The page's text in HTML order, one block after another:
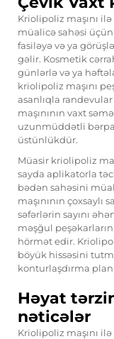
Kriolipoliz maşını
müalicə sahəsi
fasiləyə və ya
gəlir. Kosmetik
günlərlə və ya
kriolipoliz maşını
asanlıqla
maşınının vaxt
uzunmüddətli
üstünlükdür.
Müasir kriolipoliz
sayda aplikatorla
bədən sahəsini
maşınının
səfərlərin sayını
məşğul
hörmət edir.
böyük hissəsini
konturlaşdırma
Həyat
nəticələr
Kriolipoliz maşını